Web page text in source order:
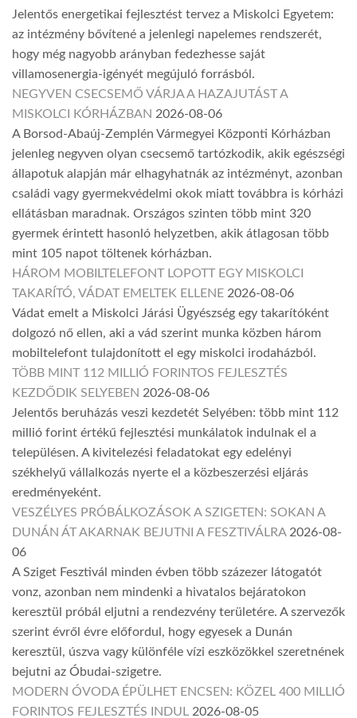
Jelentős energetikai fejlesztést tervez a Miskolci Egyetem:
az intézmény bővítené a jelenlegi napelemes rendszerét,
hogy még nagyobb arányban fedezhesse saját
villamosenergia-igényét megújuló forrásból.
NEGYVEN CSECSEMŐ VÁRJA A HAZAJUTÁST A
MISKOLCI KÓRHÁZBAN 2026-08-06
A Borsod-Abaúj-Zemplén Vármegyei Központi Kórházban
jelenleg negyven olyan csecsemő tartózkodik, akik egészségi
állapotuk alapján már elhagyhatnák az intézményt, azonban
családi vagy gyermekvédelmi okok miatt továbbra is kórházi
ellátásban maradnak. Országos szinten több mint 320
gyermek érintett hasonló helyzetben, akik átlagosan több
mint 105 napot töltenek kórházban.
HÁROM MOBILTELEFONT LOPOTT EGY MISKOLCI
TAKARÍTÓ, VÁDAT EMELTEK ELLENE 2026-08-06
Vádat emelt a Miskolci Járási Ügyészség egy takarítóként
dolgozó nő ellen, aki a vád szerint munka közben három
mobiltelefont tulajdonított el egy miskolci irodaházból.
TÖBB MINT 112 MILLIÓ FORINTOS FEJLESZTÉS
KEZDŐDIK SELYEBEN 2026-08-06
Jelentős beruházás veszi kezdetét Selyében: több mint 112
millió forint értékű fejlesztési munkálatok indulnak el a
településen. A kivitelezési feladatokat egy edelényi
székhelyű vállalkozás nyerte el a közbeszerzési eljárás
eredményeként.
VESZÉLYES PRÓBÁLKOZÁSOK A SZIGETEN: SOKAN A
DUNÁN ÁT AKARNAK BEJUTNI A FESZTIVÁLRA 2026-08-
06
A Sziget Fesztivál minden évben több százezer látogatót
vonz, azonban nem mindenki a hivatalos bejáratokon
keresztül próbál eljutni a rendezvény területére. A szervezők
szerint évről évre előfordul, hogy egyesek a Dunán
keresztül, úszva vagy különféle vízi eszközökkel szeretnének
bejutni az Óbudai-szigetre.
MODERN ÓVODA ÉPÜLHET ENCSEN: KÖZEL 400 MILLIÓ
FORINTOS FEJLESZTÉS INDUL 2026-08-05